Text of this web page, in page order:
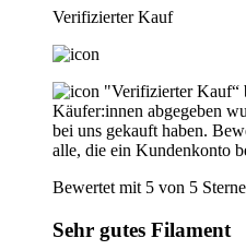
Verifizierter Kauf
"Verifizierter Kauf“
Käufer:innen abgegeben
bei uns gekauft haben.
alle, die ein Kundenkonto
Bewertet mit 5 von 5
Sehr gutes Filament